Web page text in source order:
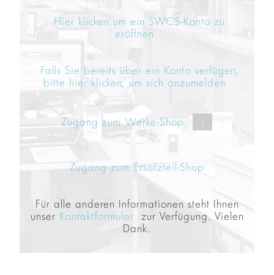
Hier klicken um ein SWCS-Konto zu
eröffnen
Falls Sie bereits über ein Konto verfügen,
bitte hier klicken, um sich anzumelden
Zugang zum Werke-Shop i
Zugang zum Ersatzteil-Shop
Für alle anderen Informationen steht Ihnen
unser Kontaktformular zur Verfügung. Vielen
Dank.